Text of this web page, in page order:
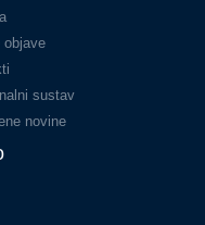
objave
sustav
novine